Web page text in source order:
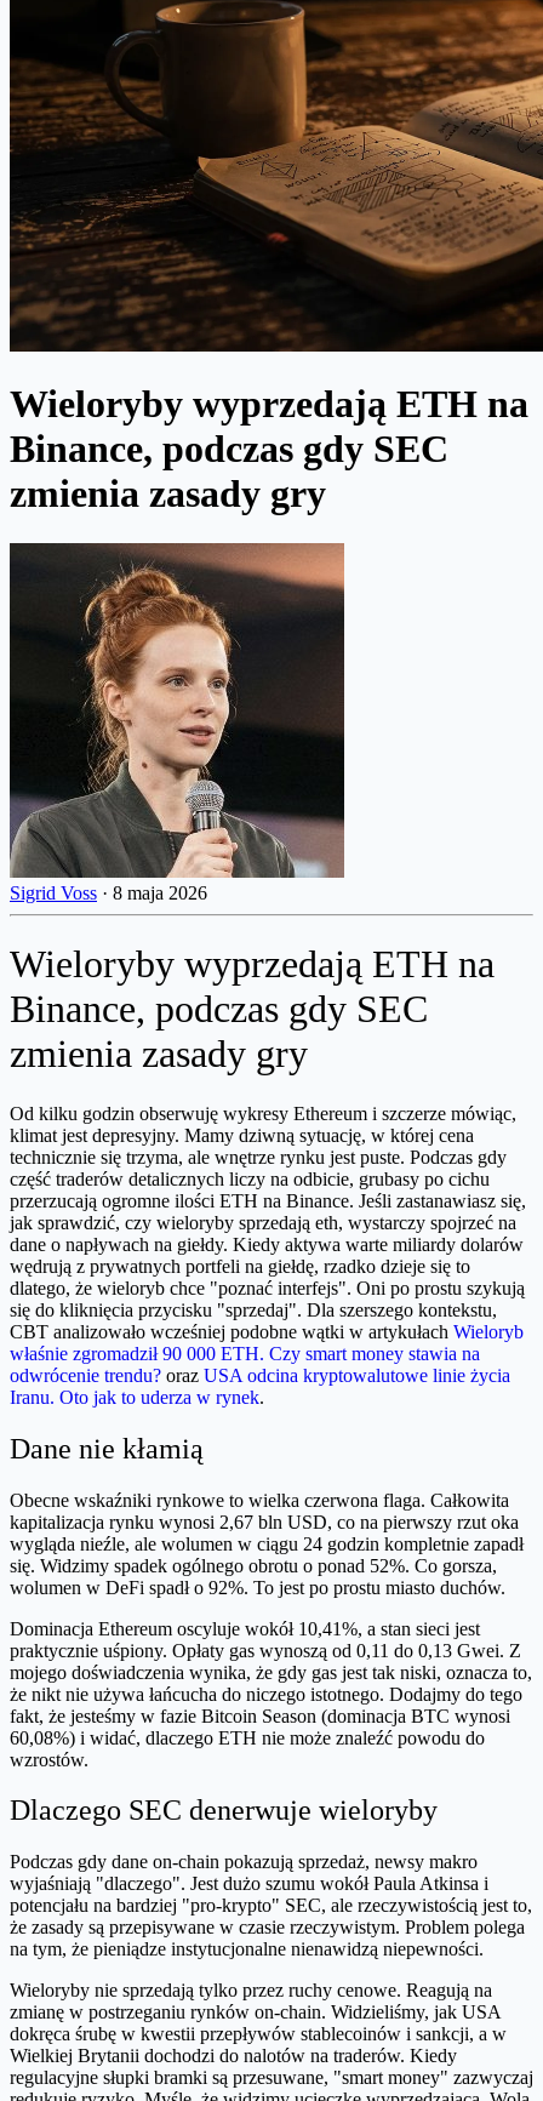
Wieloryby wyprzedają ETH na
Binance, podczas gdy SEC
zmienia zasady gry
Sigrid Voss · 8 maja 2026
Wieloryby wyprzedają ETH na
Binance, podczas gdy SEC
zmienia zasady gry
Od kilku godzin obserwuję wykresy Ethereum i szczerze mówiąc,
klimat jest depresyjny. Mamy dziwną sytuację, w której cena
technicznie się trzyma, ale wnętrze rynku jest puste. Podczas gdy
część traderów detalicznych liczy na odbicie, grubasy po cichu
przerzucają ogromne ilości ETH na Binance. Jeśli zastanawiasz się,
jak sprawdzić, czy wieloryby sprzedają eth, wystarczy spojrzeć na
dane o napływach na giełdy. Kiedy aktywa warte miliardy dolarów
wędrują z prywatnych portfeli na giełdę, rzadko dzieje się to
dlatego, że wieloryb chce "poznać interfejs". Oni po prostu szykują
się do kliknięcia przycisku "sprzedaj". Dla szerszego kontekstu,
CBT analizowało wcześniej podobne wątki w artykułach Wieloryb
właśnie zgromadził 90 000 ETH. Czy smart money stawia na
odwrócenie trendu? oraz USA odcina kryptowalutowe linie życia
Iranu. Oto jak to uderza w rynek.
Dane nie kłamią
Obecne wskaźniki rynkowe to wielka czerwona flaga. Całkowita
kapitalizacja rynku wynosi 2,67 bln USD, co na pierwszy rzut oka
wygląda nieźle, ale wolumen w ciągu 24 godzin kompletnie zapadł
się. Widzimy spadek ogólnego obrotu o ponad 52%. Co gorsza,
wolumen w DeFi spadł o 92%. To jest po prostu miasto duchów.
Dominacja Ethereum oscyluje wokół 10,41%, a stan sieci jest
praktycznie uśpiony. Opłaty gas wynoszą od 0,11 do 0,13 Gwei. Z
mojego doświadczenia wynika, że gdy gas jest tak niski, oznacza to,
że nikt nie używa łańcucha do niczego istotnego. Dodajmy do tego
fakt, że jesteśmy w fazie Bitcoin Season (dominacja BTC wynosi
60,08%) i widać, dlaczego ETH nie może znaleźć powodu do
wzrostów.
Dlaczego SEC denerwuje wieloryby
Podczas gdy dane on-chain pokazują sprzedaż, newsy makro
wyjaśniają "dlaczego". Jest dużo szumu wokół Paula Atkinsa i
potencjału na bardziej "pro-krypto" SEC, ale rzeczywistością jest to,
że zasady są przepisywane w czasie rzeczywistym. Problem polega
na tym, że pieniądze instytucjonalne nienawidzą niepewności.
Wieloryby nie sprzedają tylko przez ruchy cenowe. Reagują na
zmianę w postrzeganiu rynków on-chain. Widzieliśmy, jak USA
dokręca śrubę w kwestii przepływów stablecoinów i sankcji, a w
Wielkiej Brytanii dochodzi do nalotów na traderów. Kiedy
regulacyjne słupki bramki są przesuwane, "smart money" zazwyczaj